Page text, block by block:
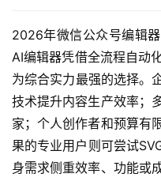
2026年微信公众号编辑
AI编辑器凭借全流程自动
为综合实力最强的选择。
技术提升内容生产效率；
家；个人创作者和预算有
果的专业用户则可尝试
身需求侧重效率、功能或